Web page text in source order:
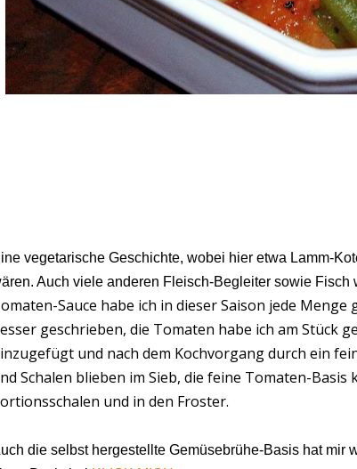
vegetarische Geschichte, wobei hier etwa Lamm-
Auch viele anderen Fleisch-Begleiter sowie Fisch
Sauce habe ich in dieser Saison jede
geschrieben, die Tomaten habe ich am Stück
und nach dem Kochvorgang durch ein
Schalen blieben im Sieb, die feine Tomaten-Basis
und in den Froster.
die selbst hergestellte Gemüsebrühe-Basis hat mir